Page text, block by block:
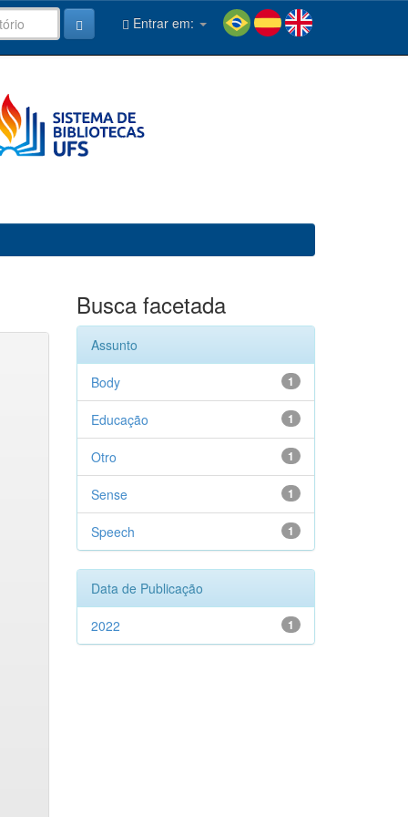
Entrar em:
Busca facetada
Assunto
1
Body
1
Educação
1
Otro
1
Sense
1
Speech
Data de Publicação
1
2022